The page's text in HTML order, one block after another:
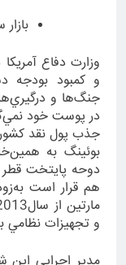
وزارت دفاع
و كمبود بودجه
جنگ‌ها و
در پوست خود
جذب پول نقد
دوحه پايتخت قطر
هم قرار است
و تجهيزات نظامي